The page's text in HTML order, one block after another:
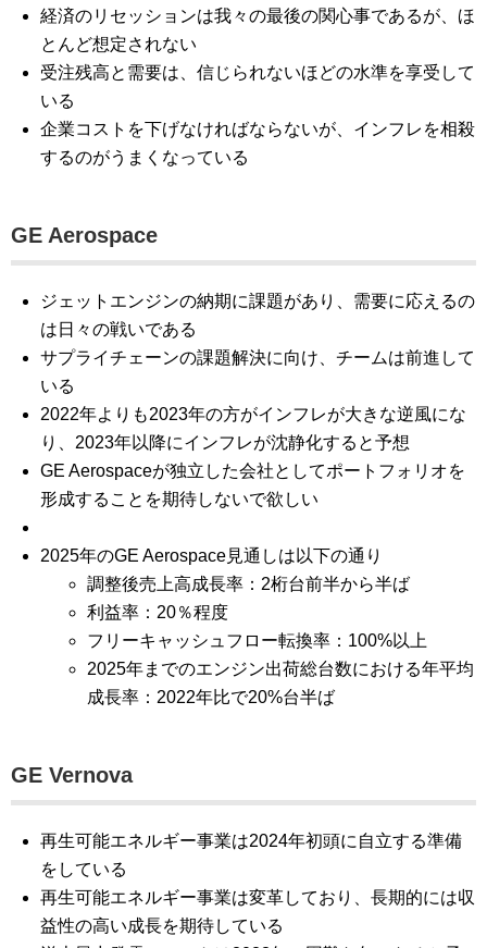
経済のリセッションは我々の最後の関心事であるが、ほ
とんど想定されない
受注残高と需要は、信じられないほどの水準を享受して
いる
企業コストを下げなければならないが、インフレを相殺
するのがうまくなっている
GE Aerospace
ジェットエンジンの納期に課題があり、需要に応えるの
は日々の戦いである
サプライチェーンの課題解決に向け、チームは前進して
いる
2022年よりも2023年の方がインフレが大きな逆風にな
り、2023年以降にインフレが沈静化すると予想
GE Aerospaceが独立した会社としてポートフォリオを
形成することを期待しないで欲しい
2025年のGE Aerospace見通しは以下の通り
調整後売上高成長率：2桁台前半から半ば
利益率：20％程度
フリーキャッシュフロー転換率：100%以上
2025年までのエンジン出荷総台数における年平均
成長率：2022年比で20%台半ば
GE Vernova
再生可能エネルギー事業は2024年初頭に自立する準備
をしている
再生可能エネルギー事業は変革しており、長期的には収
益性の高い成長を期待している